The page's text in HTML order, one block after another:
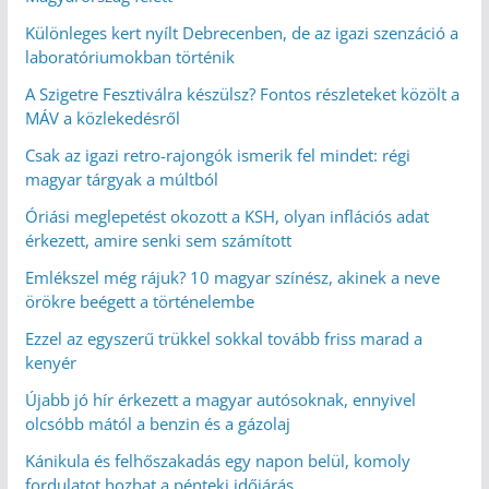
Különleges kert nyílt Debrecenben, de az igazi szenzáció a
laboratóriumokban történik
A Szigetre Fesztiválra készülsz? Fontos részleteket közölt a
MÁV a közlekedésről
Csak az igazi retro-rajongók ismerik fel mindet: régi
magyar tárgyak a múltból
Óriási meglepetést okozott a KSH, olyan inflációs adat
érkezett, amire senki sem számított
Emlékszel még rájuk? 10 magyar színész, akinek a neve
örökre beégett a történelembe
Ezzel az egyszerű trükkel sokkal tovább friss marad a
kenyér
Újabb jó hír érkezett a magyar autósoknak, ennyivel
olcsóbb mától a benzin és a gázolaj
Kánikula és felhőszakadás egy napon belül, komoly
fordulatot hozhat a pénteki időjárás